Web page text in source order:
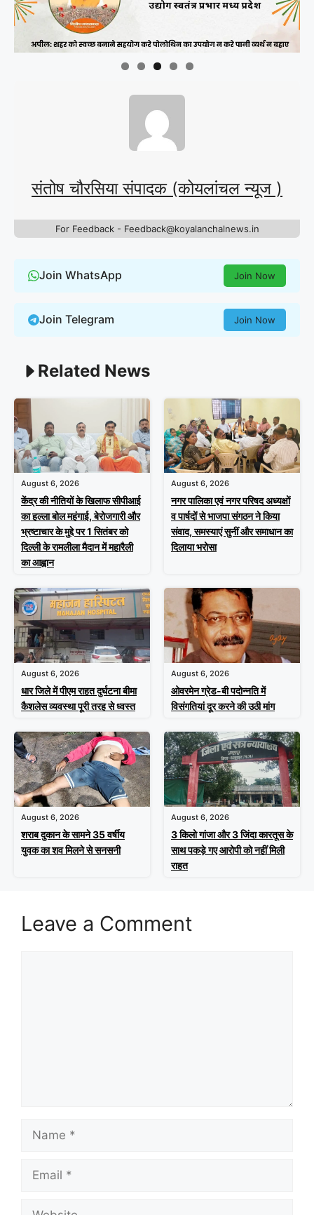
संतोष चौरसिया संपादक (कोयलांचल न्यूज )
For Feedback - Feedback@koyalanchalnews.in
Join WhatsApp Join Now
Join Telegram Join Now
Related News
August 6, 2026
केंद्र की नीतियों के खिलाफ सीपीआई
का हल्ला बोल महंगाई, बेरोजगारी और
भ्रष्टाचार के मुद्दे पर 1 सितंबर को
दिल्ली के रामलीला मैदान में महारैली
का आह्वान
August 6, 2026
नगर पालिका एवं नगर परिषद अध्यक्षों
व पार्षदों से भाजपा संगठन ने किया
संवाद, समस्याएं सुनीं और समाधान का
दिलाया भरोसा
August 6, 2026
धार जिले में पीएम राहत दुर्घटना बीमा
कैशलेस व्यवस्था पूरी तरह से ध्वस्त
August 6, 2026
ओवरमेन ग्रेड-बी पदोन्नति में
विसंगतियां दूर करने की उठी मांग
August 6, 2026
शराब दुकान के सामने 35 वर्षीय
युवक का शव मिलने से सनसनी
August 6, 2026
3 किलो गांजा और 3 जिंदा कारतूस के
साथ पकड़े गए आरोपी को नहीं मिली
राहत
Leave a Comment
Name
Email
Website